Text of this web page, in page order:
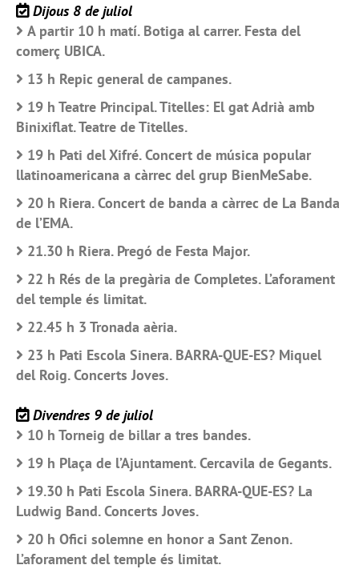
Dijous 8 de juliol
A partir 10 h matí. Botiga al carrer. Festa del
comerç UBICA.
13 h Repic general de campanes.
19 h Teatre Principal. Titelles: El gat Adrià amb
Binixiflat. Teatre de Titelles.
19 h Pati del Xifré. Concert de música popular
llatinoamericana a càrrec del grup BienMeSabe.
20 h Riera. Concert de banda a càrrec de La Banda
de l’EMA.
21.30 h Riera. Pregó de Festa Major.
22 h Rés de la pregària de Completes. L’aforament
del temple és limitat.
22.45 h 3 Tronada aèria.
23 h Pati Escola Sinera. BARRA-QUE-ES? Miquel
del Roig. Concerts Joves.
Divendres 9 de juliol
10 h Torneig de billar a tres bandes.
19 h Plaça de l’Ajuntament. Cercavila de Gegants.
19.30 h Pati Escola Sinera. BARRA-QUE-ES? La
Ludwig Band. Concerts Joves.
20 h Ofici solemne en honor a Sant Zenon.
L’aforament del temple és limitat.